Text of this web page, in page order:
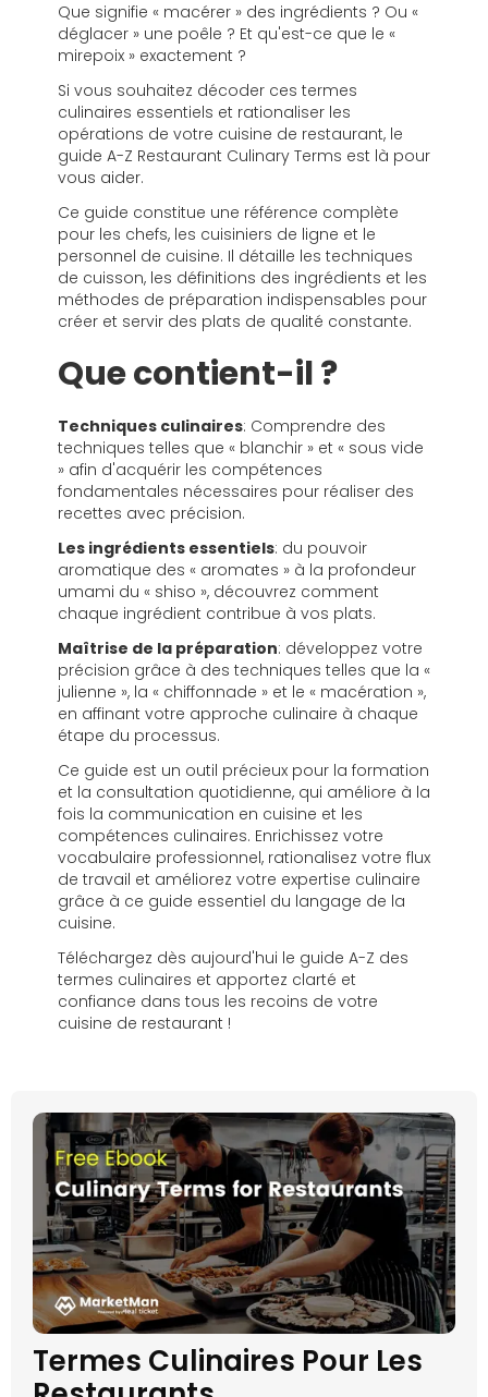
Que signifie « macérer » des ingrédients ? Ou «
déglacer » une poêle ? Et qu'est-ce que le «
mirepoix » exactement ?
Si vous souhaitez décoder ces termes
culinaires essentiels et rationaliser les
opérations de votre cuisine de restaurant, le
guide A-Z Restaurant Culinary Terms est là pour
vous aider.
Ce guide constitue une référence complète
pour les chefs, les cuisiniers de ligne et le
personnel de cuisine. Il détaille les techniques
de cuisson, les définitions des ingrédients et les
méthodes de préparation indispensables pour
créer et servir des plats de qualité constante.
Que contient-il ?
Techniques culinaires: Comprendre des
techniques telles que « blanchir » et « sous vide
» afin d'acquérir les compétences
fondamentales nécessaires pour réaliser des
recettes avec précision.
Les ingrédients essentiels: du pouvoir
aromatique des « aromates » à la profondeur
umami du « shiso », découvrez comment
chaque ingrédient contribue à vos plats.
Maîtrise de la préparation: développez votre
précision grâce à des techniques telles que la «
julienne », la « chiffonnade » et le « macération »,
en affinant votre approche culinaire à chaque
étape du processus.
Ce guide est un outil précieux pour la formation
et la consultation quotidienne, qui améliore à la
fois la communication en cuisine et les
compétences culinaires. Enrichissez votre
vocabulaire professionnel, rationalisez votre flux
de travail et améliorez votre expertise culinaire
grâce à ce guide essentiel du langage de la
cuisine.
Téléchargez dès aujourd'hui le guide A-Z des
termes culinaires et apportez clarté et
confiance dans tous les recoins de votre
cuisine de restaurant !
Termes Culinaires Pour Les